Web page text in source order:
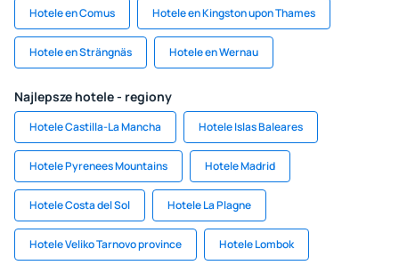
Hotele en Comus Hotele en Kingston upon Thames
Hotele en Strängnäs Hotele en Wernau
Najlepsze hotele - regiony
Hotele Castilla-La Mancha Hotele Islas Baleares
Hotele Pyrenees Mountains Hotele Madrid
Hotele Costa del Sol Hotele La Plagne
Hotele Veliko Tarnovo province Hotele Lombok